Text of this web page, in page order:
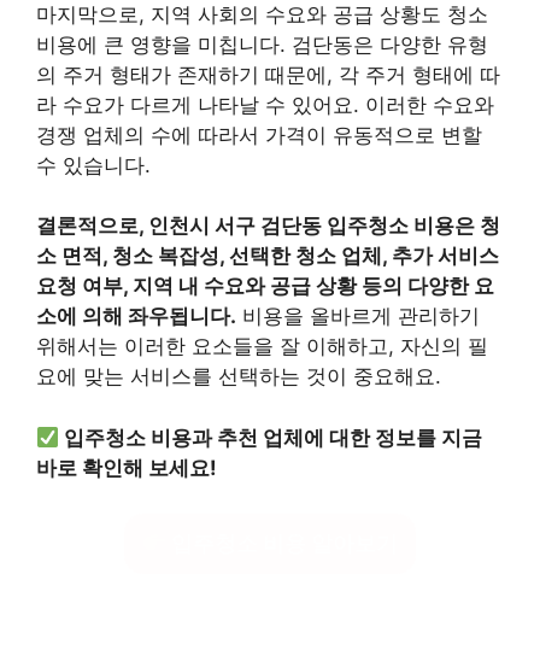
마지막으로, 지역 사회의 수요와 공급 상황도 청소
비용에 큰 영향을 미칩니다. 검단동은 다양한 유형
의 주거 형태가 존재하기 때문에, 각 주거 형태에 따
라 수요가 다르게 나타날 수 있어요. 이러한 수요와
경쟁 업체의 수에 따라서 가격이 유동적으로 변할
수 있습니다.
결론적으로, 인천시 서구 검단동 입주청소 비용은 청
소 면적, 청소 복잡성, 선택한 청소 업체, 추가 서비스
요청 여부, 지역 내 수요와 공급 상황 등의 다양한 요
소에 의해 좌우됩니다. 비용을 올바르게 관리하기
위해서는 이러한 요소들을 잘 이해하고, 자신의 필
요에 맞는 서비스를 선택하는 것이 중요해요.
입주청소 비용과 추천 업체에 대한 정보를 지금
바로 확인해 보세요!